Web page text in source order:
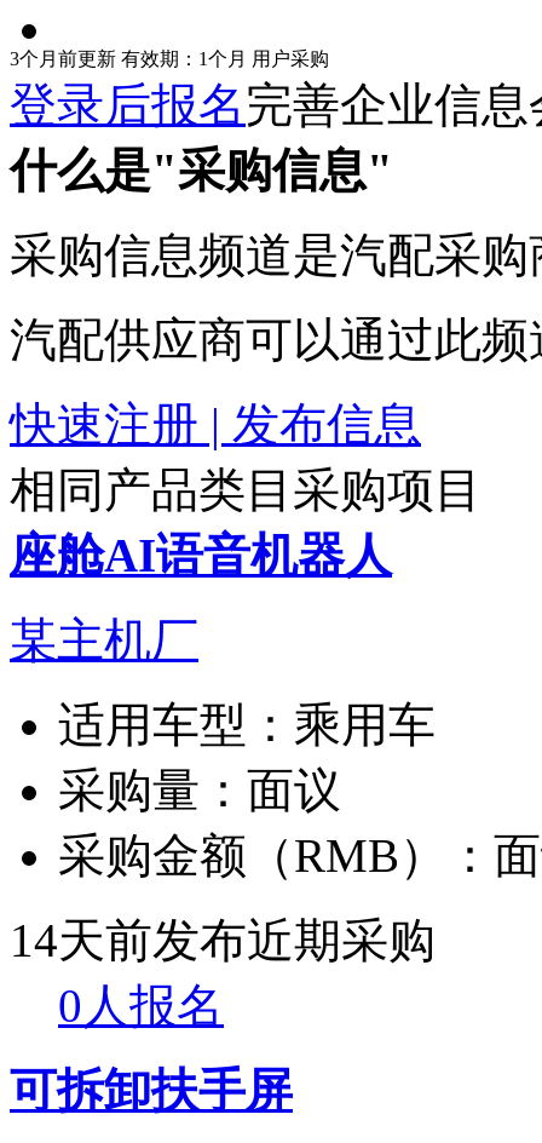
3个月前更新 有效期：1个月 用户采购
登录后报名完善企业信
什么是"采购信息"
采购信息频道是汽配采
汽配供应商可以通过此
快速注册 | 发布信息
相同产品类目采购项目
座舱AI语音机器人
某主机厂
适用车型： 乘用车
采购量： 面议
采购金额（RMB）：
14天前发布近期采购
0人报名
可拆卸扶手屏